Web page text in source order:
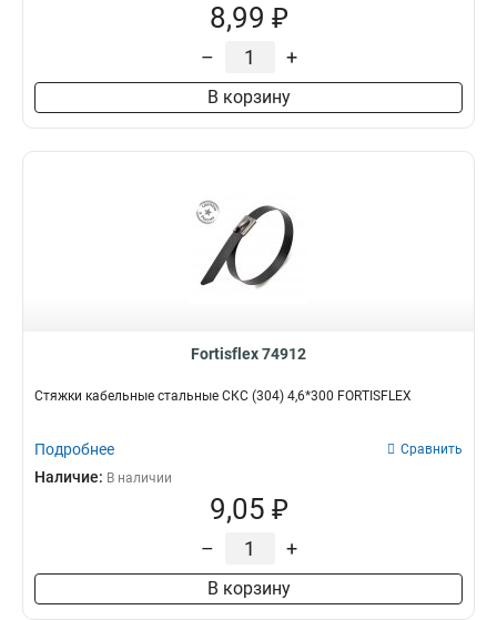
8,99 ₽
– +
В корзину
Fortisflex 74912
Стяжки кабельные стальные СКС (304) 4,6*300 FORTISFLEX
Подробнее Сравнить
Наличие: В наличии
9,05 ₽
– +
В корзину